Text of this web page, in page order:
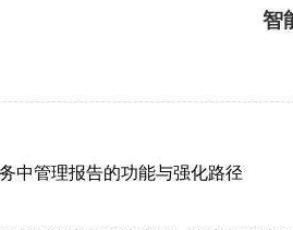
智
中管理报告的功能与强化路径